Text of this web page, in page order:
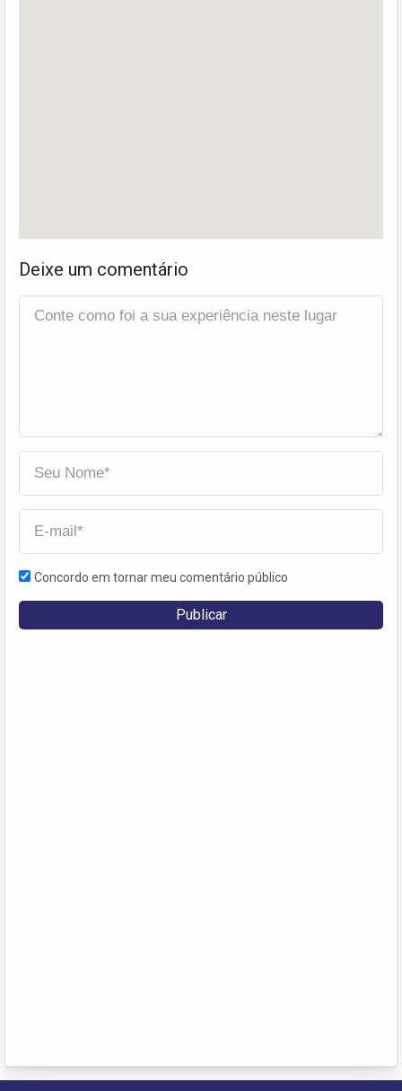
Deixe um comentário
Concordo em tornar meu comentário público